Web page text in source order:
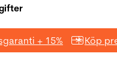
+ 15% Köp